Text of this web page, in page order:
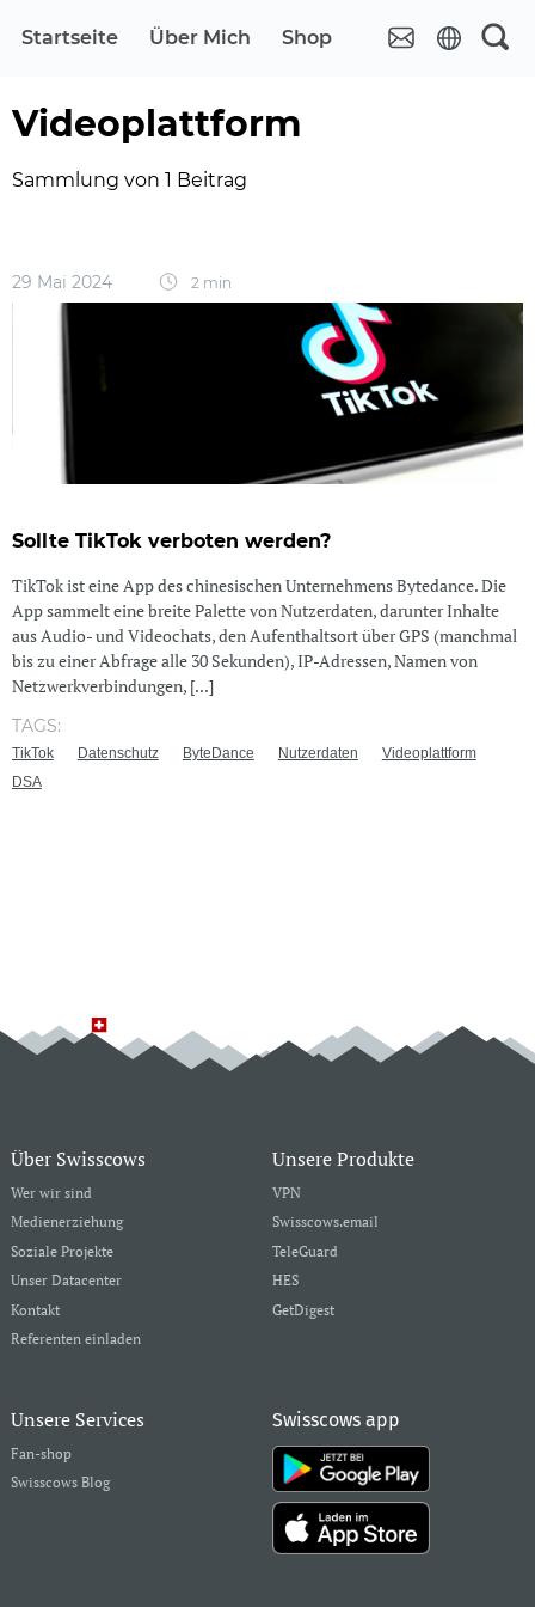
Startseite Über Mich Shop
Videoplattform
Sammlung von 1 Beitrag
29 Mai 2024 2 min
Sollte TikTok verboten werden?
TikTok ist eine App des chinesischen Unternehmens Bytedance. Die
App sammelt eine breite Palette von Nutzerdaten, darunter Inhalte
aus Audio- und Videochats, den Aufenthaltsort über GPS (manchmal
bis zu einer Abfrage alle 30 Sekunden), IP-Adressen, Namen von
Netzwerkverbindungen, [...]
TAGS:
TikTok Datenschutz ByteDance Nutzerdaten
Videoplattform
DSA
Über Swisscows
Wer wir sind
Medienerziehung
Soziale Projekte
Unser Datacenter
Kontakt
Referenten einladen
Unsere Produkte
VPN
Swisscows.email
TeleGuard
HES
GetDigest
Unsere Services
Fan-shop
Swisscows Blog
Swisscows app